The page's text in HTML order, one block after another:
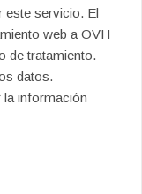
este servicio. El
web a OVH
de tratamiento.
datos.
la información